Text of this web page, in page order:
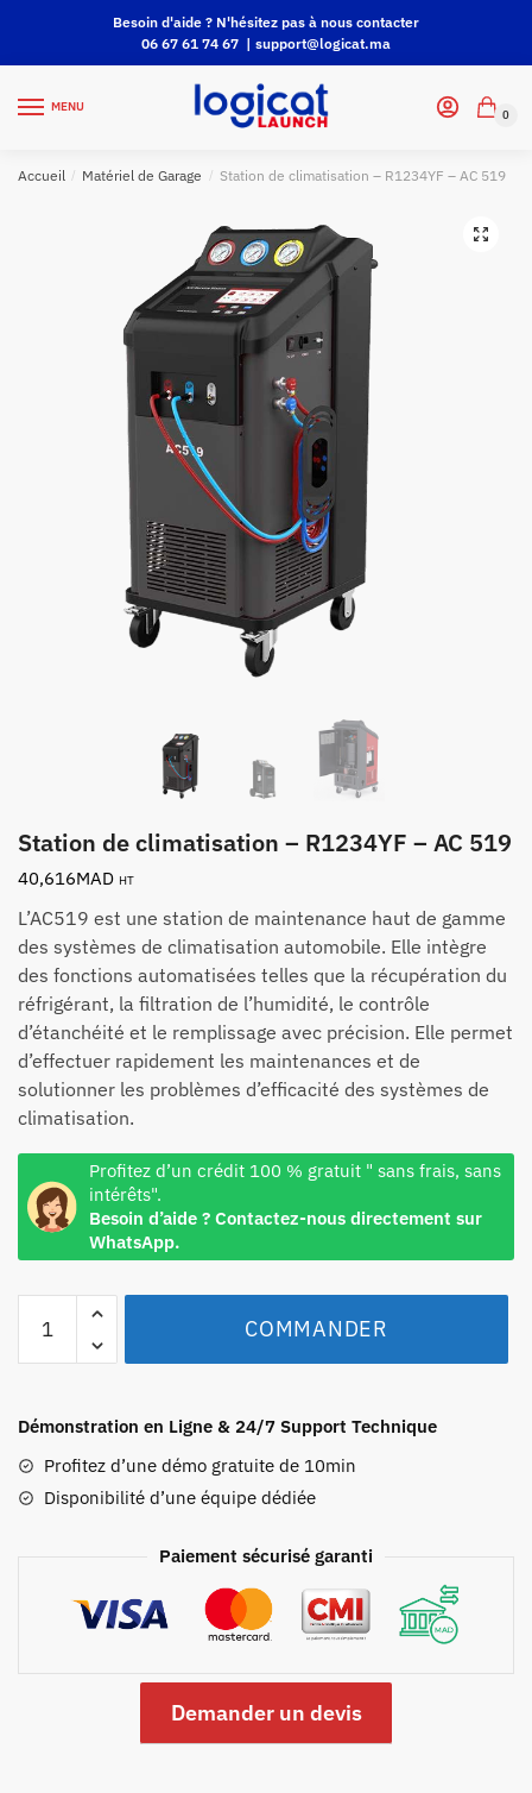
Besoin d'aide ? N'hésitez pas à nous contacter
06 67 61 74 67 | support@logicat.ma
MENU
0
Accueil / Matériel de Garage / Station de climatisation – R1234YF – AC 519
Station de climatisation – R1234YF – AC 519
40,616MAD HT
L’AC519 est une station de maintenance haut de gamme
des systèmes de climatisation automobile. Elle intègre
des fonctions automatisées telles que la récupération du
réfrigérant, la filtration de l’humidité, le contrôle
d’étanchéité et le remplissage avec précision. Elle permet
d’effectuer rapidement les maintenances et de
solutionner les problèmes d’efficacité des systèmes de
climatisation.
Profitez d’un crédit 100 % gratuit " sans frais, sans
intérêts".
Besoin d’aide ? Contactez-nous directement sur
WhatsApp.
COMMANDER
Démonstration en Ligne & 24/7 Support Technique
Profitez d’une démo gratuite de 10min
Disponibilité d’une équipe dédiée
Paiement sécurisé garanti
Demander un devis